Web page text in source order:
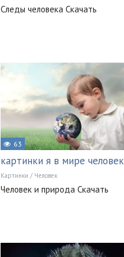
Следы человека Скачать
63
картинки я в мире человек
Картинки / Человек
Человек и природа Скачать